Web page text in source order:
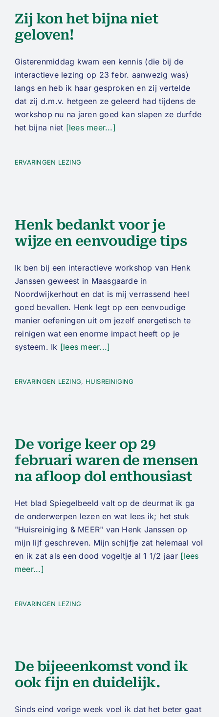
Zij kon het bijna niet
geloven!
Gisterenmiddag kwam een kennis (die bij de
interactieve lezing op 23 febr. aanwezig was)
langs en heb ik haar gesproken en zij vertelde
dat zij d.m.v. hetgeen ze geleerd had tijdens de
workshop nu na jaren goed kan slapen ze durfde
het bijna niet [lees meer...]
ERVARINGEN LEZING
Henk bedankt voor je
wijze en eenvoudige tips
Ik ben bij een interactieve workshop van Henk
Janssen geweest in Maasgaarde in
Noordwijkerhout en dat is mij verrassend heel
goed bevallen. Henk legt op een eenvoudige
manier oefeningen uit om jezelf energetisch te
reinigen wat een enorme impact heeft op je
systeem. Ik [lees meer...]
ERVARINGEN LEZING, HUISREINIGING
De vorige keer op 29
februari waren de mensen
na afloop dol enthousiast
Het blad Spiegelbeeld valt op de deurmat ik ga
de onderwerpen lezen en wat lees ik; het stuk
"Huisreiniging & MEER" van Henk Janssen op
mijn lijf geschreven. Mijn schijfje zat helemaal vol
en ik zat als een dood vogeltje al 1 1/2 jaar [lees
meer...]
ERVARINGEN LEZING
De bijeeenkomst vond ik
ook fijn en duidelijk.
Sinds eind vorige week voel ik dat het beter gaat